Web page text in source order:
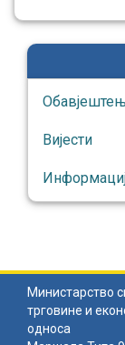
Вијести
Министарство
трговине и
односа